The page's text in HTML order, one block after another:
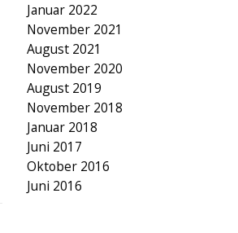
Januar 2022
November 2021
August 2021
November 2020
August 2019
November 2018
Januar 2018
Juni 2017
Oktober 2016
Juni 2016